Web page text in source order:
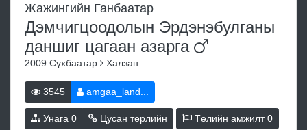
Жажингийн Ганбаатар
Дэмчигцоодолын Эрдэнэбулганы
даншиг цагаан азарга
2009 Сүхбаатар Халзан
3545 amgaa_land...
Унага 0 Цусан төрлийн Төлийн амжилт0